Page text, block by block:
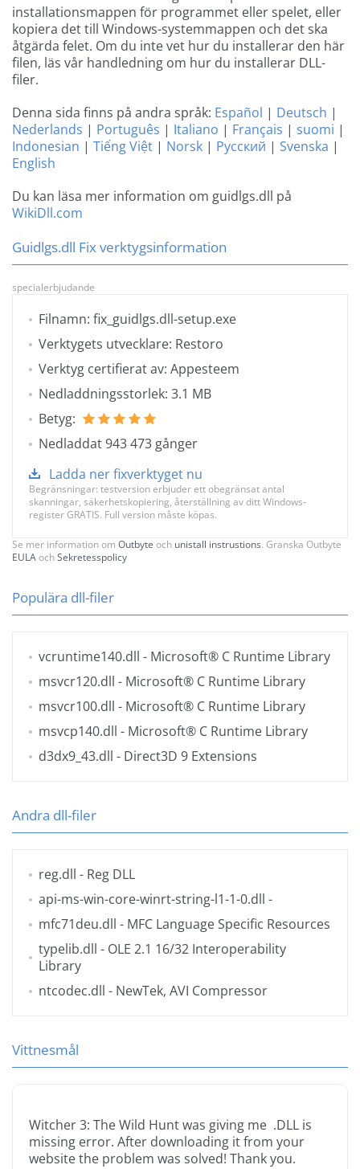
installationsmappen för programmet eller spelet, eller
kopiera det till Windows-systemmappen och det ska
åtgärda felet. Om du inte vet hur du installerar den här
filen, läs vår handledning om hur du installerar DLL-
filer.
Denna sida finns på andra språk: Español | Deutsch |
Nederlands | Português | Italiano | Français | suomi |
Indonesian | Tiếng Việt | Norsk | Русский | Svenska |
English
Du kan läsa mer information om guidlgs.dll på
WikiDll.com
Guidlgs.dll Fix verktygsinformation
specialerbjudande
Filnamn: fix_guidlgs.dll-setup.exe
Verktygets utvecklare: Restoro
Verktyg certifierat av: Appesteem
Nedladdningsstorlek: 3.1 MB
Betyg:
Nedladdat 943 473 gånger
Ladda ner fixverktyget nu
Begränsningar: testversion erbjuder ett obegränsat antal
skanningar, säkerhetskopiering, återställning av ditt Windows-
register GRATIS. Full version måste köpas.
Se mer information om Outbyte och unistall instrustions. Granska Outbyte
EULAochSekretesspolicy
Populära dll-filer
vcruntime140.dll - Microsoft® C Runtime Library
msvcr120.dll - Microsoft® C Runtime Library
msvcr100.dll - Microsoft® C Runtime Library
msvcp140.dll - Microsoft® C Runtime Library
d3dx9_43.dll - Direct3D 9 Extensions
Andra dll-filer
reg.dll - Reg DLL
api-ms-win-core-winrt-string-l1-1-0.dll -
mfc71deu.dll - MFC Language Specific Resources
typelib.dll - OLE 2.1 16/32 Interoperability
Library
ntcodec.dll - NewTek, AVI Compressor
Vittnesmål
Witcher 3: The Wild Hunt was giving me .DLL is
missing error. After downloading it from your
website the problem was solved! Thank you.